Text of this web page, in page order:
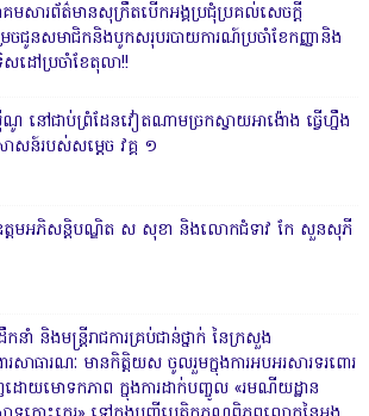
មសារព័ត៌មានសុក្រឹតបើកអង្គប្រជុំប្រគល់សេចក្តី
ចជូនសមាជិកនិងបូកសរុបរបាយការណ៍ប្រចាំខែកញ្ញានិង
សដៅប្រចាំខែតុលា!!
នៅជាប់ព្រំដែនវៀតណាមច្រកស្វាយអាង៉ោង ធ្វើហ្នឹង
សន៍របស់សម្ដេច វគ្គ ១
តមអភិសន្តិបណ្ឌិត ស សុខា និងលោកជំទាវ កែ សួនសុភី
កនាំ និងមន្ត្រីរាជការគ្រប់ជាន់ថ្នាក់ នៃក្រសួង
រសាធារណៈ មានកិត្តិយស ចូលរួមក្នុងការអបអរសារទរពោរ
ោយមោទកភាព ក្នុងការដាក់បញ្ចូល «រមណីយដ្ឋាន